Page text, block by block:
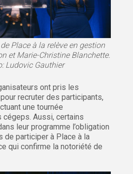
Place à la relève en gestion
et Marie-Christine Blanchette.
Ludovic Gauthier
ont pris les
recruter des participants,
une tournée
Aussi, certains
leur programme l’obligation
de participer à Place à la
qui confirme la notoriété de